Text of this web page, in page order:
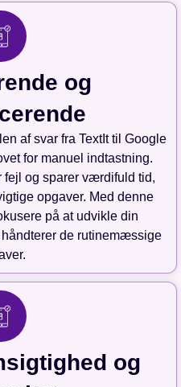
og
af svar fra TextIt til Google
for manuel indtastning.
fejl og sparer værdifuld tid,
opgaver. Med denne
på at udvikle din
de rutinemæssige
og